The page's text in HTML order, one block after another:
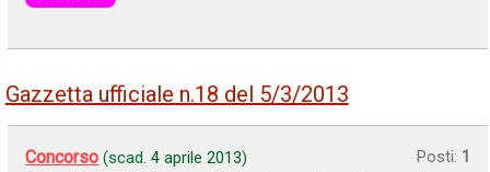
Gazzetta ufficiale n.18 del 5/3/2013
Concorso (scad.4 aprile 2013) Posti: 1